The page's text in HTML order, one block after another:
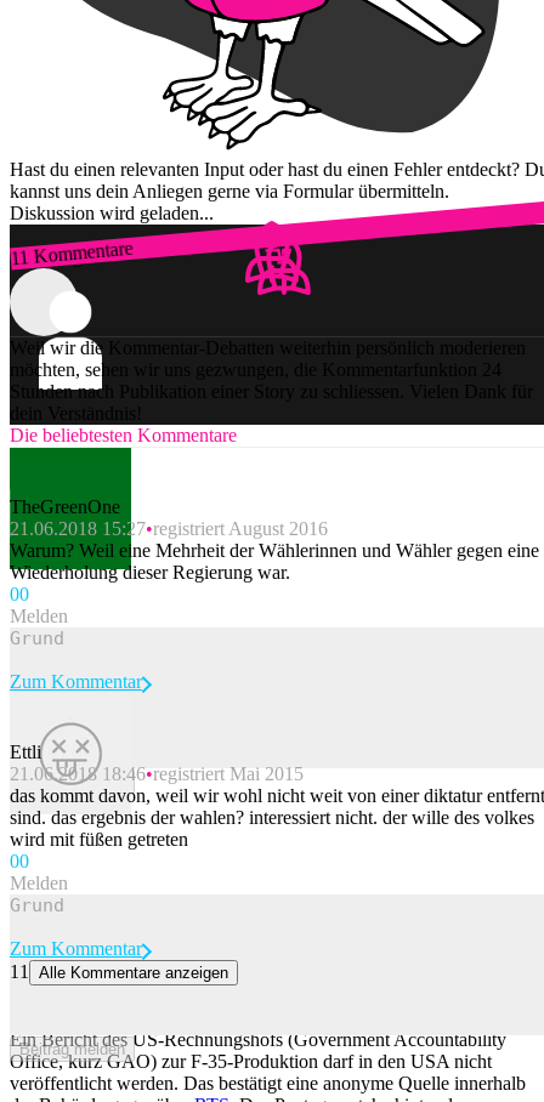
Hast du einen relevanten Input oder hast du einen Fehler entdeckt?
kannst uns dein Anliegen gerne via Formular übermitteln.
Diskussion wird geladen...
11 Kommentare
Zum Login
Weil wir die Kommentar-Debatten weiterhin persönlich moderieren
möchten, sehen wir uns gezwungen, die Kommentarfunktion 24
Stunden nach Publikation einer Story zu schliessen. Vielen Dank für
dein Verständnis!
Die beliebtesten Kommentare
TheGreenOne
21.06.2018 15:27 registriert August 2016
Warum? Weil eine Mehrheit der Wählerinnen und Wähler gegen eine
Wiederholung dieser Regierung war.
00
Melden
Beitrag melden
Zum Kommentar
Ettli
21.06.2018 18:46 registriert Mai 2015
das kommt davon, weil wir wohl nicht weit von einer diktatur entfernt
sind. das ergebnis der wahlen? interessiert nicht. der wille des volkes
wird mit füßen getreten
00
Melden
Beitrag melden
Zum Kommentar
11
Alle Kommentare anzeigen
Ein Bericht des US-Rechnungshofs (Government Accountability
Office, kurz GAO) zur F-35-Produktion darf in den USA nicht
veröffentlicht werden. Das bestätigt eine anonyme Quelle innerhalb